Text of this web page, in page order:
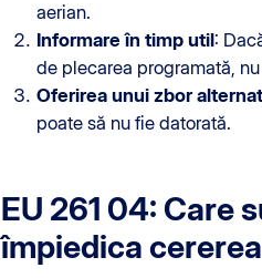
aerian.
Informare în timp util:
de plecarea programată,
Oferirea unui zbor
poate să nu fie datorată.
EU 261 04: Care
împiedica